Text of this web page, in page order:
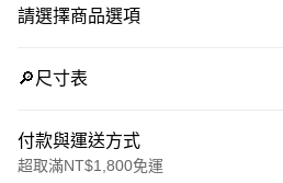
請選擇商品選項
🔎尺寸表
付款與運送方式
超取滿NT$1,800免運